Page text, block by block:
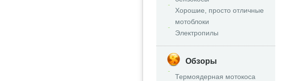
Хорошие, просто отличные
мотоблоки
Электропилы
Обзоры
Термоядерная мотокоса